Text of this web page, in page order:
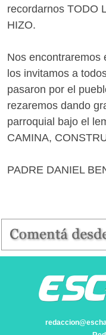
recordarnos TODO
HIZO.
Nos encontraremos
los invitamos a
pasaron por el
rezaremos dando
parroquial bajo el
CAMINA,
PADRE DANIEL